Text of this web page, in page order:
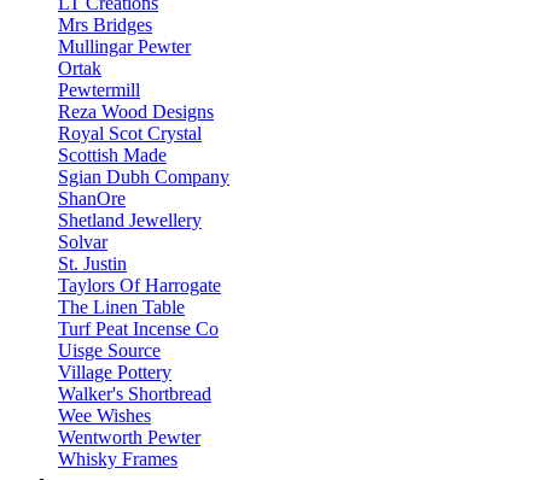
Mrs Bridges
Mullingar Pewter
Ortak
Pewtermill
Reza Wood Designs
Royal Scot Crystal
Scottish Made
Sgian Dubh Company
ShanOre
Shetland Jewellery
Solvar
St. Justin
Taylors Of Harrogate
The Linen Table
Turf Peat Incense Co
Uisge Source
Village Pottery
Walker's Shortbread
Wee Wishes
Wentworth Pewter
Whisky Frames